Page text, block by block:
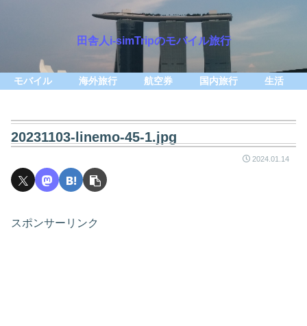
田舎人i-simTripのモバイル旅行
モバイル 海外旅行 航空券 国内旅行 生活
20231103-linemo-45-1.jpg
2024.01.14
スポンサーリンク